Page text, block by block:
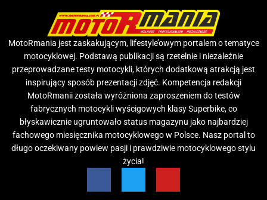
MotoRmania jest zaskakującym, lifestyle’owym portalem o tematyce
motocyklowej. Podstawą publikacji są rzetelnie i niezależnie
przeprowadzane testy motocykli, których dodatkową atrakcją jest
inspirujący sposób prezentacji zdjęć. Kompetencja redakcji
MotoRmanii została wyróżniona zaproszeniem do testów
fabrycznych motocykli wyścigowych klasy Superbike, co
błyskawicznie ugruntowało status magazynu jako najbardziej
fachowego miesięcznika motocyklowego w Polsce. Nasz portal to
długo oczekiwany powiew pasji i prawdziwie motocyklowego stylu
życia!